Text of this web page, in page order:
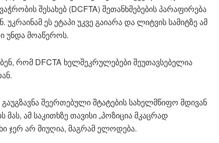
შესახებ (DCFTA) შეთანხმებების პარაფირება
ეს ეტაპი უკვე გაიარა და ლიტვის სამიტზე ამ
უნდა მოაწეროს.
რომ DFCTA ხელშეკრულებები შეუთავსებელია
შეერთებული შტატების სახელმწიფო მდივან
ამ საკითხზე თავისი „პოზიცია მკაცრად
ჯერ არ მიუღია, მაგრამ ელოდება.